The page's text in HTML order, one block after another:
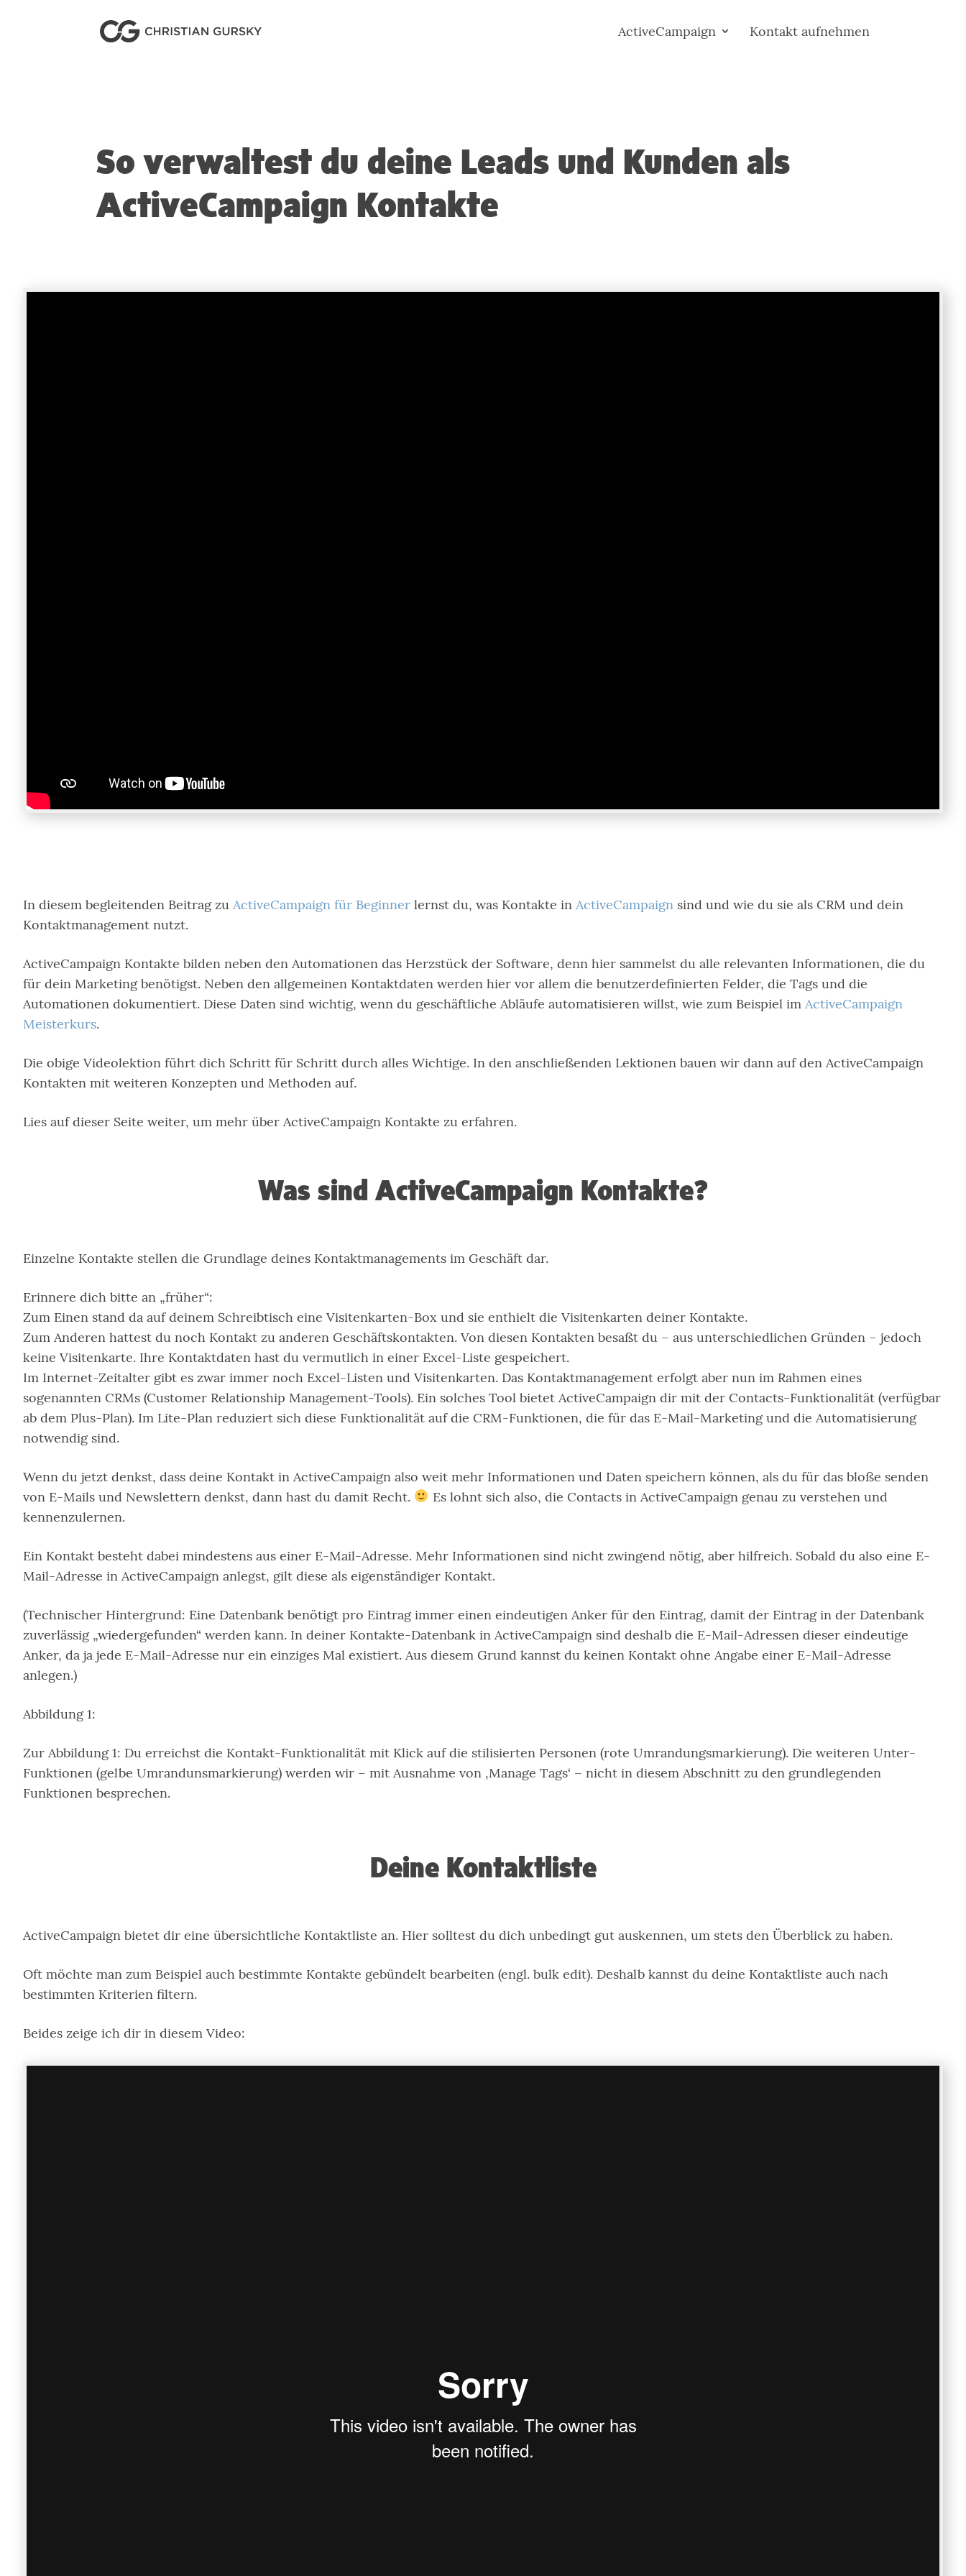
ActiveCampaign Kontakt aufnehmen
So verwaltest du deine Leads und Kunden als
ActiveCampaign Kontakte
In diesem begleitenden Beitrag zu ActiveCampaign für Beginner lernst du, was Kontakte in ActiveCampaign sind und wie du sie als CRM und dein
Kontaktmanagement nutzt.
ActiveCampaign Kontakte bilden neben den Automationen das Herzstück der Software, denn hier sammelst du alle relevanten Informationen, die du
für dein Marketing benötigst. Neben den allgemeinen Kontaktdaten werden hier vor allem die benutzerdefinierten Felder, die Tags und die
Automationen dokumentiert. Diese Daten sind wichtig, wenn du geschäftliche Abläufe automatisieren willst, wie zum Beispiel im ActiveCampaign
Meisterkurs.
Die obige Videolektion führt dich Schritt für Schritt durch alles Wichtige. In den anschließenden Lektionen bauen wir dann auf den ActiveCampaign
Kontakten mit weiteren Konzepten und Methoden auf.
Lies auf dieser Seite weiter, um mehr über ActiveCampaign Kontakte zu erfahren.
Was sind ActiveCampaign Kontakte?
Einzelne Kontakte stellen die Grundlage deines Kontaktmanagements im Geschäft dar.
Erinnere dich bitte an „früher“:
Zum Einen stand da auf deinem Schreibtisch eine Visitenkarten-Box und sie enthielt die Visitenkarten deiner Kontakte.
Zum Anderen hattest du noch Kontakt zu anderen Geschäftskontakten. Von diesen Kontakten besaßt du – aus unterschiedlichen Gründen – jedoch
keine Visitenkarte. Ihre Kontaktdaten hast du vermutlich in einer Excel-Liste gespeichert.
Im Internet-Zeitalter gibt es zwar immer noch Excel-Listen und Visitenkarten. Das Kontaktmanagement erfolgt aber nun im Rahmen eines
sogenannten CRMs (Customer Relationship Management-Tools). Ein solches Tool bietet ActiveCampaign dir mit der Contacts-Funktionalität (verfügbar
ab dem Plus-Plan). Im Lite-Plan reduziert sich diese Funktionalität auf die CRM-Funktionen, die für das E-Mail-Marketing und die Automatisierung
notwendig sind.
Wenn du jetzt denkst, dass deine Kontakt in ActiveCampaign also weit mehr Informationen und Daten speichern können, als du für das bloße senden
von E-Mails und Newslettern denkst, dann hast du damit Recht.
Es lohnt sich also, die Contacts in ActiveCampaign genau zu verstehen und
kennenzulernen.
Ein Kontakt besteht dabei mindestens aus einer E-Mail-Adresse. Mehr Informationen sind nicht zwingend nötig, aber hilfreich. Sobald du also eine E-
Mail-Adresse in ActiveCampaign anlegst, gilt diese als eigenständiger Kontakt.
(Technischer Hintergrund: Eine Datenbank benötigt pro Eintrag immer einen eindeutigen Anker für den Eintrag, damit der Eintrag in der Datenbank
zuverlässig „wiedergefunden“ werden kann. In deiner Kontakte-Datenbank in ActiveCampaign sind deshalb die E-Mail-Adressen dieser eindeutige
Anker, da ja jede E-Mail-Adresse nur ein einziges Mal existiert. Aus diesem Grund kannst du keinen Kontakt ohne Angabe einer E-Mail-Adresse
anlegen.)
Abbildung 1:
Zur Abbildung 1: Du erreichst die Kontakt-Funktionalität mit Klick auf die stilisierten Personen (rote Umrandungsmarkierung). Die weiteren Unter-
Funktionen (gelbe Umrandunsmarkierung) werden wir – mit Ausnahme von ‚Manage Tags‘ – nicht in diesem Abschnitt zu den grundlegenden
Funktionen besprechen.
Deine Kontaktliste
ActiveCampaign bietet dir eine übersichtliche Kontaktliste an. Hier solltest du dich unbedingt gut auskennen, um stets den Überblick zu haben.
Oft möchte man zum Beispiel auch bestimmte Kontakte gebündelt bearbeiten (engl. bulk edit). Deshalb kannst du deine Kontaktliste auch nach
bestimmten Kriterien filtern.
Beides zeige ich dir in diesem Video: